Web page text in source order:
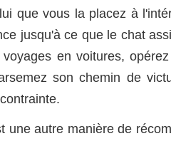
que vous la placez à
jusqu'à ce que le chat
voyages en voitures,
son chemin de
une autre manière de